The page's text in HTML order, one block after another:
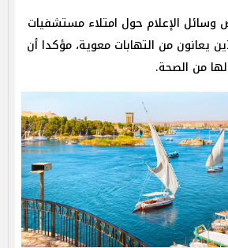
وسائل الإعلام حول امتلاء مستشفيات
يعانون من التهابات معوية، مؤكدا أن
من الصحة.